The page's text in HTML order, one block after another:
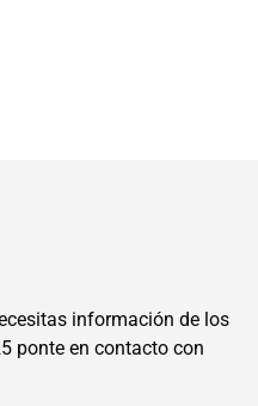
información de los
ponte en contacto con